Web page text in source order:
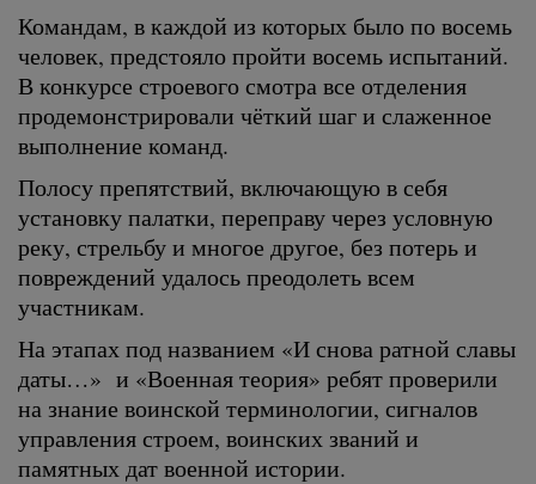
Командам, в каждой из которых было по восемь
человек, предстояло пройти восемь испытаний.
В конкурсе строевого смотра все отделения
продемонстрировали чёткий шаг и слаженное
выполнение команд.
Полосу препятствий, включающую в себя
установку палатки, переправу через условную
реку, стрельбу и многое другое, без потерь и
повреждений удалось преодолеть всем
участникам.
На этапах под названием «И снова ратной славы
даты…» и «Военная теория» ребят проверили
на знание воинской терминологии, сигналов
управления строем, воинских званий и
памятных дат военной истории.